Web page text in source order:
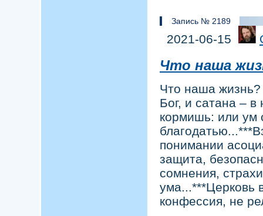
Запись № 2189
2021-06-15
Что наша
Что наша
Бог, и сатана – в
кормишь: или ум
понимании
защита,
сомнения,
ума...***Церковь
конфессия, не